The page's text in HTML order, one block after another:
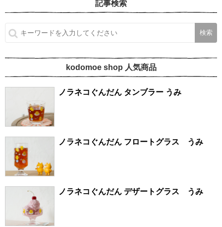
記事検索
kodomoe shop 人気商品
ノラネコぐんだん タンブラー うみ
ノラネコぐんだん フロートグラス うみ
ノラネコぐんだん デザートグラス うみ